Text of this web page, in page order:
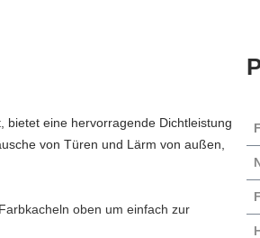
bietet eine hervorragende Dichtleistung
von Türen und Lärm von außen,
oben um einfach zur